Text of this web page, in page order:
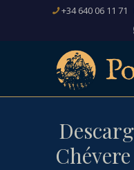
+34 640 06 11 71